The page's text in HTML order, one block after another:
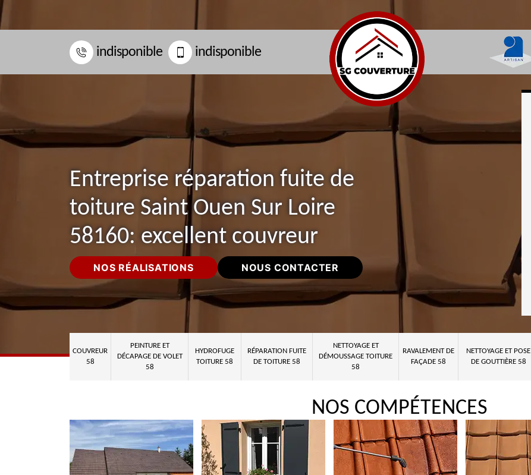
indisponible indisponible
Entreprise réparation fuite de
toiture Saint Ouen Sur Loire
58160: excellent couvreur
NOS RÉALISATIONS NOUS CONTACTER
COUVREUR
58
PEINTURE ET
DÉCAPAGE DE VOLET
58
HYDROFUGE
TOITURE 58
RÉPARATION FUITE
DE TOITURE 58
NETTOYAGE ET
DÉMOUSSAGE TOITURE
58
RAVALEMENT DE
FAÇADE 58
NETTOYAGE ET POSE
DE GOUTTIÈRE 58
NOS COMPÉTENCES